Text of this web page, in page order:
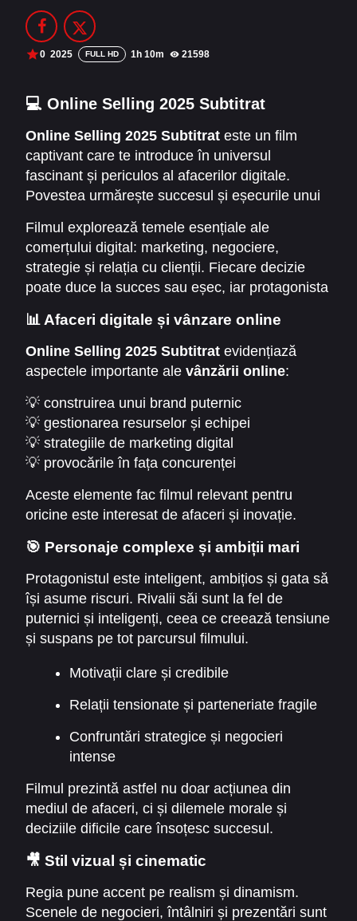
Filme Online 2014
Filme Online 2012 Filme Online 2011
DMCA
SERIALE ONLINE
TERMENI ȘI CONDIȚII
CONTACT
0 2025 FULL HD 1h 10m 21598
💻 Online Selling 2025 Subtitrat
Online Selling 2025 Subtitrat este un film
captivant care te introduce în universul
fascinant și periculos al afacerilor digitale.
Povestea urmărește succesul și eșecurile unui
imperiu online. Într-o lume dominată de
tehnologie și competiție acerbă,Online Selling
2025 Subtitratdevine mai mult decât o poveste
despre bani: este despre strategie, risc și
vânzare online eficientă.
Filmul explorează temele esențiale ale
comerțului digital: marketing, negociere,
strategie și relația cu clienții. Fiecare decizie
poate duce la succes sau eșec, iar protagonista
testează creativitatea și perseverența.
📊 Afaceri digitale și vânzare online
Online Selling 2025 Subtitrat evidențiază
aspectele importante ale vânzării online:
💡 construirea unui brand puternic
💡 gestionarea resurselor și echipei
💡 strategiile de marketing digital
💡 provocările în fața concurenței
Aceste elemente fac filmul relevant pentru
oricine este interesat de afaceri și inovație.
🎯 Personaje complexe și ambiții mari
Protagonistul este inteligent, ambițios și gata să
își asume riscuri. Rivalii săi sunt la fel de
puternici și inteligenți, ceea ce creează tensiune
și suspans pe tot parcursul filmului.
Motivații clare și credibile
Relații tensionate și parteneriate fragile
Confruntări strategice și negocieri
intense
Filmul prezintă astfel nu doar acțiunea din
mediul de afaceri, ci și dilemele morale și
deciziile dificile care însoțesc succesul.
🎥 Stil vizual și cinematic
Regia pune accent pe realism și dinamism.
Scenele de negocieri, întâlniri și prezentări sunt